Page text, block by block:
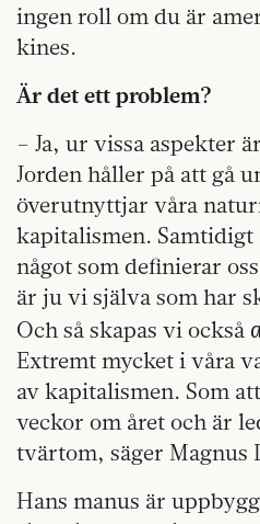
ingen roll om du är
kines.
Är det ett problem?
– Ja, ur vissa aspekter
Jorden håller på att gå
överutnyttjar våra
kapitalismen.
något som definierar
är ju vi själva som har
Och så skapas vi också
Extremt mycket i våra
av kapitalismen. Som
veckor om året och är
tvärtom, säger Magnus
Hans manus är